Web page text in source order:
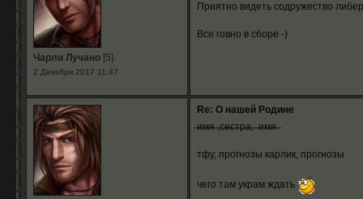
Чарли Лучано[5]
2 Декабря 2017 11:47
Приятно видеть содружество
Все говно в сборе -)
Re: О нашей Родине
̶и̶м̶я̶ ̶,̶с̶е̶с̶т̶р̶а̶,̶ ̶ ̶и̶м̶я̶ ̶
тфу, прогнозы карлик, прогнозы
чего там украм ждать